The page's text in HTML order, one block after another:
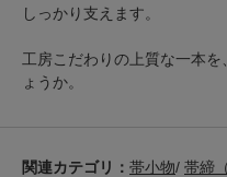
しっかり支えます。
工房こだわりの上質な一本
ょうか。
関連カテゴリ： 帯小物/ 帯締